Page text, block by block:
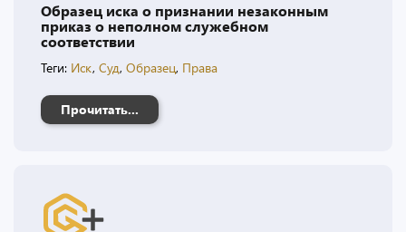
Образец иска о признании незаконным
приказ о неполном служебном
соответствии
Теги: Иск, Суд, Образец, Права
Прочитать...